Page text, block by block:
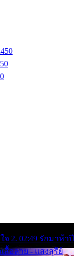
จ 2. 02:49 รักมาห้าปี
สื้อลาย - แสงสุรีย์